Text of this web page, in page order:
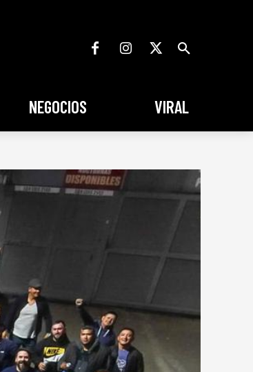
NEGOCIOS VIRAL